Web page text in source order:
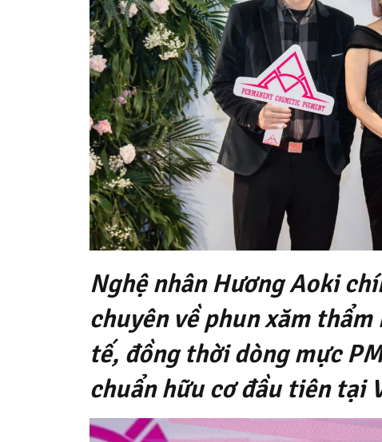
Nghệ nhân Hương Aoki
chuyên về phun xăm
tế, đồng thời dòng mực
chuẩn hữu cơ đầu tiên tại